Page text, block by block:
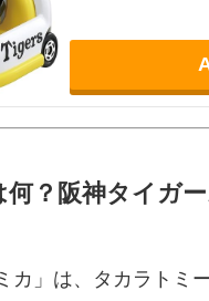
何？阪神タイガ
カ」は、タカラト